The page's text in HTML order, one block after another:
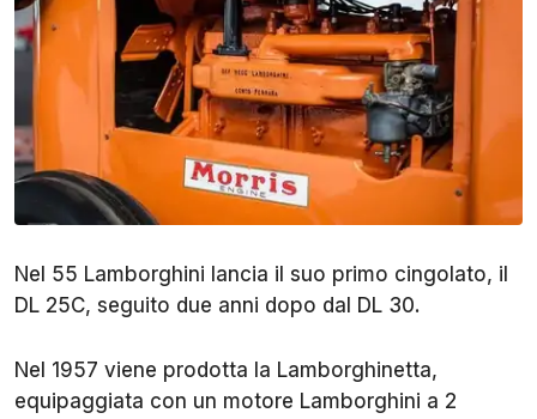
Nel 55 Lamborghini lancia il suo primo cingolato, il
DL 25C, seguito due anni dopo dal DL 30.
Nel 1957 viene prodotta la Lamborghinetta,
equipaggiata con un motore Lamborghini a 2